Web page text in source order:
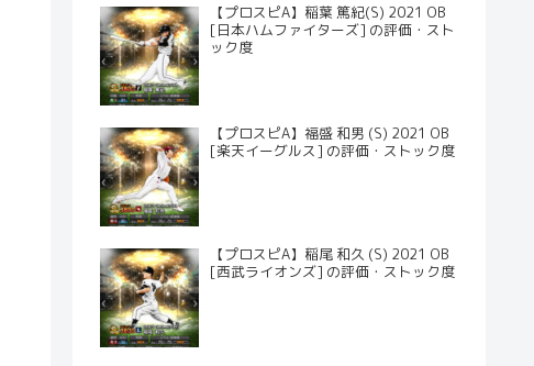
【プロスピA】稲葉 篤紀(S) 2021 OB
[日本ハムファイターズ] の評価・スト
ック度
【プロスピA】福盛 和男 (S) 2021 OB
[楽天イーグルス] の評価・ストック度
【プロスピA】稲尾 和久 (S) 2021 OB
[西武ライオンズ] の評価・ストック度